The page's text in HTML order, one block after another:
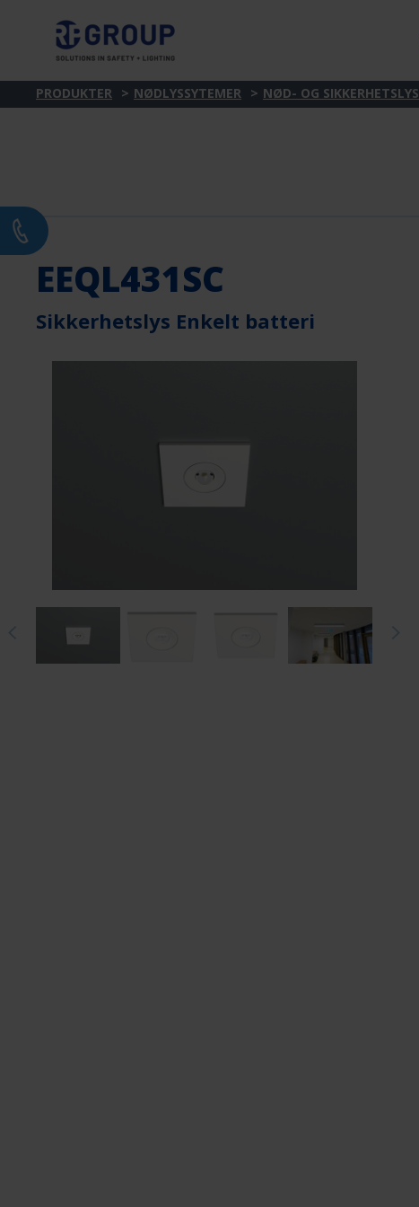
PRODUKTER NØDLYSSYTEMER NØD- OG SIKKERHETSLYS
EEQL431SC
Sikkerhetslys Enkelt batteri